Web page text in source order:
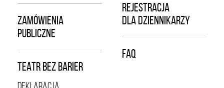
ZAMÓWIENIA
PUBLICZNE
TEATR BEZ BARIER
REJESTRACJA
DLA DZIENNIKARZY
FAQ